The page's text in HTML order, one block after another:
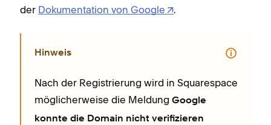
der Dokumentation von Google .
Hinweis
Nach der Registrierung wird in Squarespace
möglicherweise die Meldung Google
konnte die Domain nicht verifizieren